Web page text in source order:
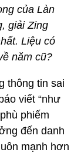
của Làn
giải Zing
Liệu có
năm cũ?
thông tin sai
viết “như
phiếm
đến danh
mạnh hơn